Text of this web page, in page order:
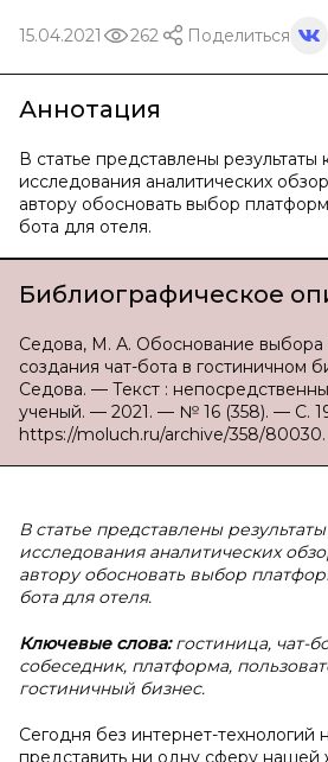
15.04.2021 262 Поделиться
Аннотация
В статье представлены результаты
исследования аналитических
автору обосновать выбор
бота для отеля.
Библиографическое
Седова, М. А. Обоснование выбора
создания чат-бота в гостиничном
Седова. — Текст :
ученый. — 2021. — № 16 (358). — С.
https://moluch.ru/archive/358/80030.
В статье представлены
исследования аналитических
автору обосновать выбор
бота для отеля.
Ключевые слова:гостиница, чат-
собеседник, платформа,
гостиничный бизнес.
Сегодня без интернет-технологий
представить ни одну сферу нашей